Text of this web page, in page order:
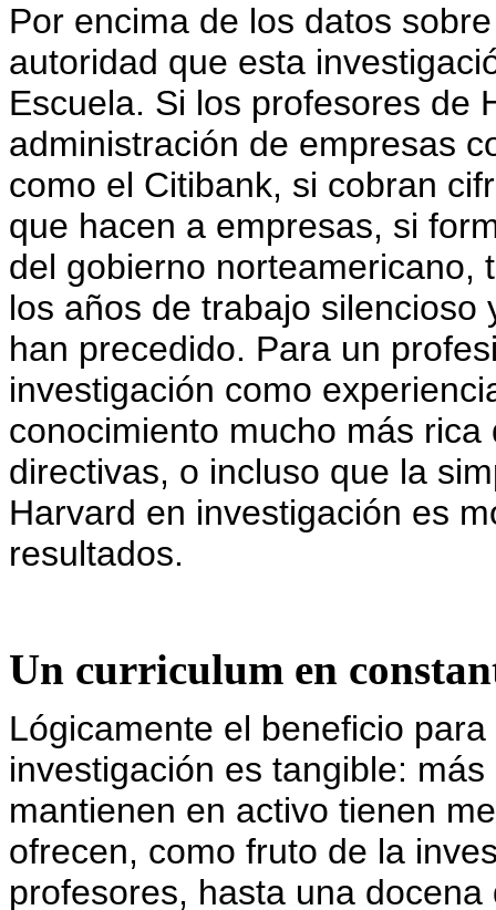
Por encima de los datos
autoridad que esta
Escuela. Si los profesores de
administración de empresas
como el Citibank, si cobran
que hacen a empresas, si
del gobierno norteamericano,
los años de trabajo
han precedido. Para un
investigación como
conocimiento mucho más
directivas, o incluso que la
Harvard en investigación es
resultados.
Un curriculum en
Lógicamente el beneficio
investigación es tangible:
mantienen en activo tienen
ofrecen, como fruto de la
profesores, hasta una